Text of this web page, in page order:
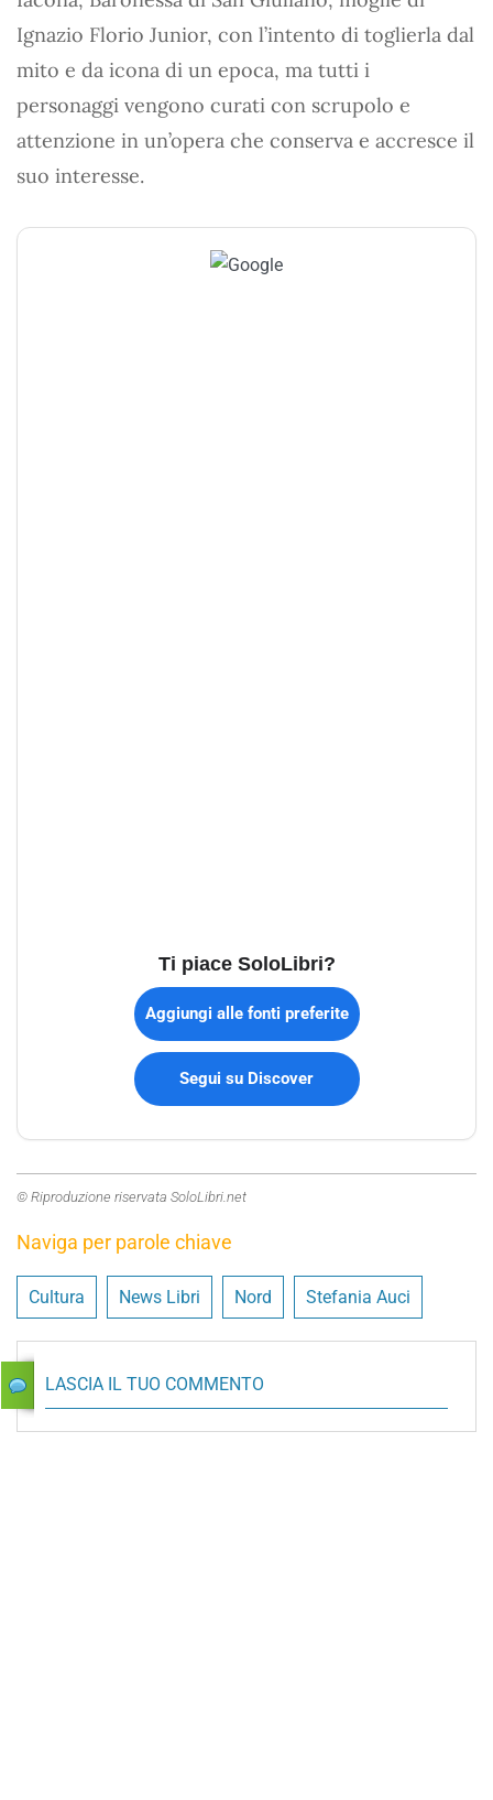
Ignazio Florio Junior, con l’intento di toglierla dal
mito e da icona di un epoca, ma tutti i
personaggi vengono curati con scrupolo e
attenzione in un’opera che conserva e accresce il
suo interesse.
Ti piace SoloLibri?
Aggiungi alle fonti preferite
Segui su Discover
© Riproduzione riservata SoloLibri.net
Naviga per parole chiave
Cultura News Libri Nord Stefania Auci
LASCIA IL TUO COMMENTO